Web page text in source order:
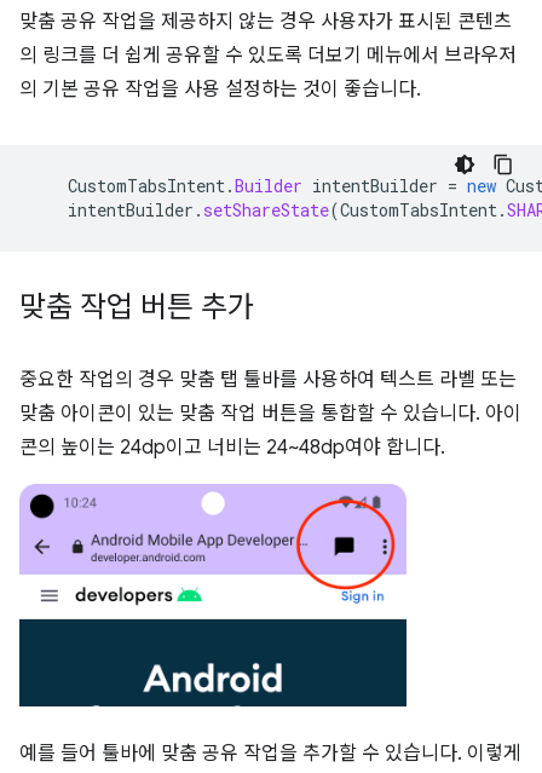
맞춤 공유 작업을 제공하지 않는 경우 사용자가 표시된 콘텐츠
의 링크를 더 쉽게 공유할 수 있도록 더보기 메뉴에서 브라우저
의 기본 공유 작업을 사용 설정하는 것이 좋습니다.
CustomTabsIntent.Builder intentBuilder = new
intentBuilder . setShareState(CustomTabsIntent.
맞춤 작업 버튼 추가
중요한 작업의 경우 맞춤 탭 툴바를 사용하여 텍스트 라벨 또는
맞춤 아이콘이 있는 맞춤 작업 버튼을 통합할 수 있습니다. 아이
콘의 높이는 24dp이고 너비는 24~48dp여야 합니다.
예를 들어 툴바에 맞춤 공유 작업을 추가할 수 있습니다. 이렇게